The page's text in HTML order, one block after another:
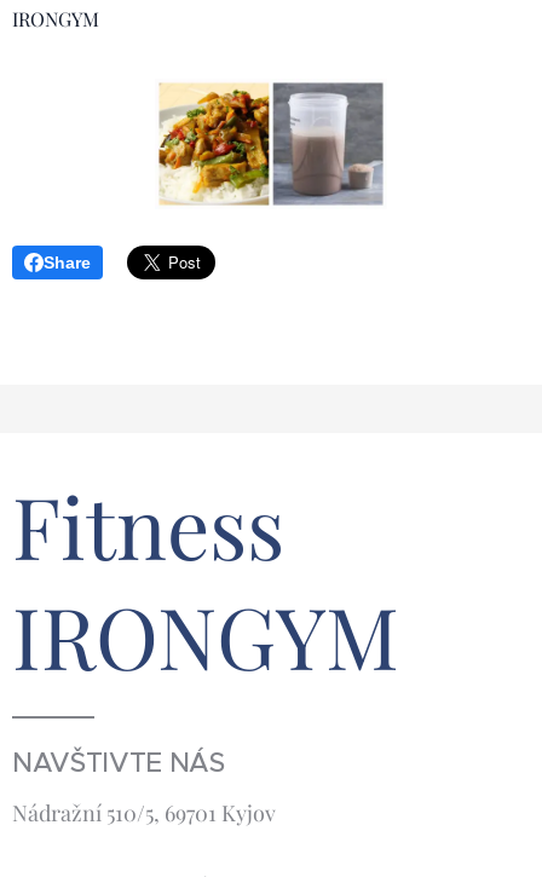
IRONGYM
Share
Fitness
IRONGYM
NAVŠTIVTE NÁS
Nádražní 510/5, 69701 Kyjov